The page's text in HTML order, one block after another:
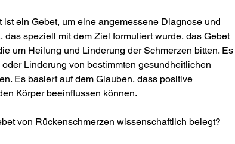
ist ein Gebet, um eine angemessene Diagnose und
das speziell mit dem Ziel formuliert wurde, das Gebet
um Heilung und Linderung der Schmerzen bitten. Es
Linderung von bestimmten gesundheitlichen
Es basiert auf dem Glauben, dass positive
Körper beeinflussen können.
von Rückenschmerzen wissenschaftlich belegt?